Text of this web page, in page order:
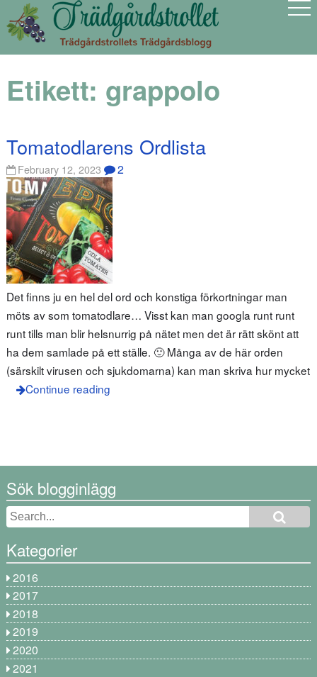
Etikett: grappolo
Tomatodlarens Ordlista
February 12, 2023 2
Det finns ju en hel del ord och konstiga förkortningar man
möts av som tomatodlare… Visst kan man googla runt runt
runt tills man blir helsnurrig på nätet men det är rätt skönt att
ha dem samlade på ett ställe. 🙂 Många av de här orden
(särskilt virusen och sjukdomarna) kan man skriva hur mycket
Continue reading
Sök blogginlägg
Kategorier
2016
2017
2018
2019
2020
2021